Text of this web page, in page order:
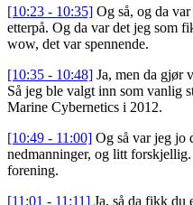
[10:23 - 10:35] Og så, og da
etterpå. Og da var det jeg som
wow, det var spennende.
[10:35 - 10:48] Ja, men da gjør
Så jeg ble valgt inn som vanlig
Marine Cybernetics i 2012.
[10:49 - 11:00] Og så var jeg jo
nedmanninger, og litt
forening.
[11:01 - 11:11] Ja, så da fikk du